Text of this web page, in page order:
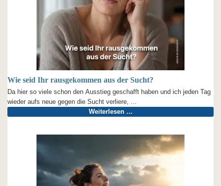
Wie seid Ihr rausgekommen aus der Sucht?
Da hier so viele schon den Ausstieg geschafft haben und ich jeden Tag
wieder aufs neue gegen die Sucht verliere, ...
Weiterlesen …